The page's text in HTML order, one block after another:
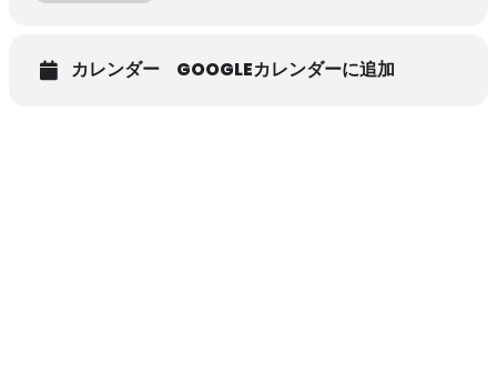
カレンダー GOOGLEカレンダーに追加